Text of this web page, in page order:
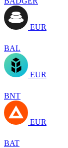
EUR
BAL
EUR
BNT
EUR
BAT